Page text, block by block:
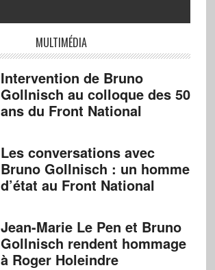
MULTIMÉDIA
Intervention de Bruno
Gollnisch au colloque des 50
ans du Front National
Les conversations avec
Bruno Gollnisch : un homme
d’état au Front National
Jean-Marie Le Pen et Bruno
Gollnisch rendent hommage
à Roger Holeindre